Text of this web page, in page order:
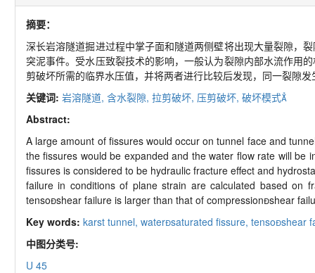
摘要：
深长岩溶隧道掘进过程中掌子面和隧道两侧壁将出现大量裂隙，
突泥事件。受水压致裂技术的影响，一般认为裂隙内部水流作用
剪破坏所需的临界水压值，并将两者进行比较后发现，同一裂隙
关键词: 岩溶隧道, 含水裂隙, 拉剪破坏, 压剪破坏, 破坏模式
Abstract:
A large amount of fissures would occur on tunnel face and
the fissures would be expanded and the water flow rate will be
fissures is considered to be hydraulic fracture effect and
failure in conditions of plane strain are calculated based on
tensoshear failure is larger than that of compressionshear
Key words: karst tunnel, watersaturated fissure, tensoshear
中图分类号:
U 45